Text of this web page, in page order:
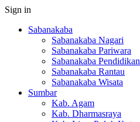
Sign in
Sabanakaba
Sabanakaba Nagari
Sabanakaba Pariwara
Sabanakaba Pendidikan
Sabanakaba Rantau
Sabanakaba Wisata
Sumbar
Kab. Agam
Kab. Dharmasraya